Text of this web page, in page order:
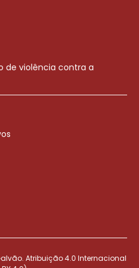
de violência contra a
Atribuição 4.0 Internacional